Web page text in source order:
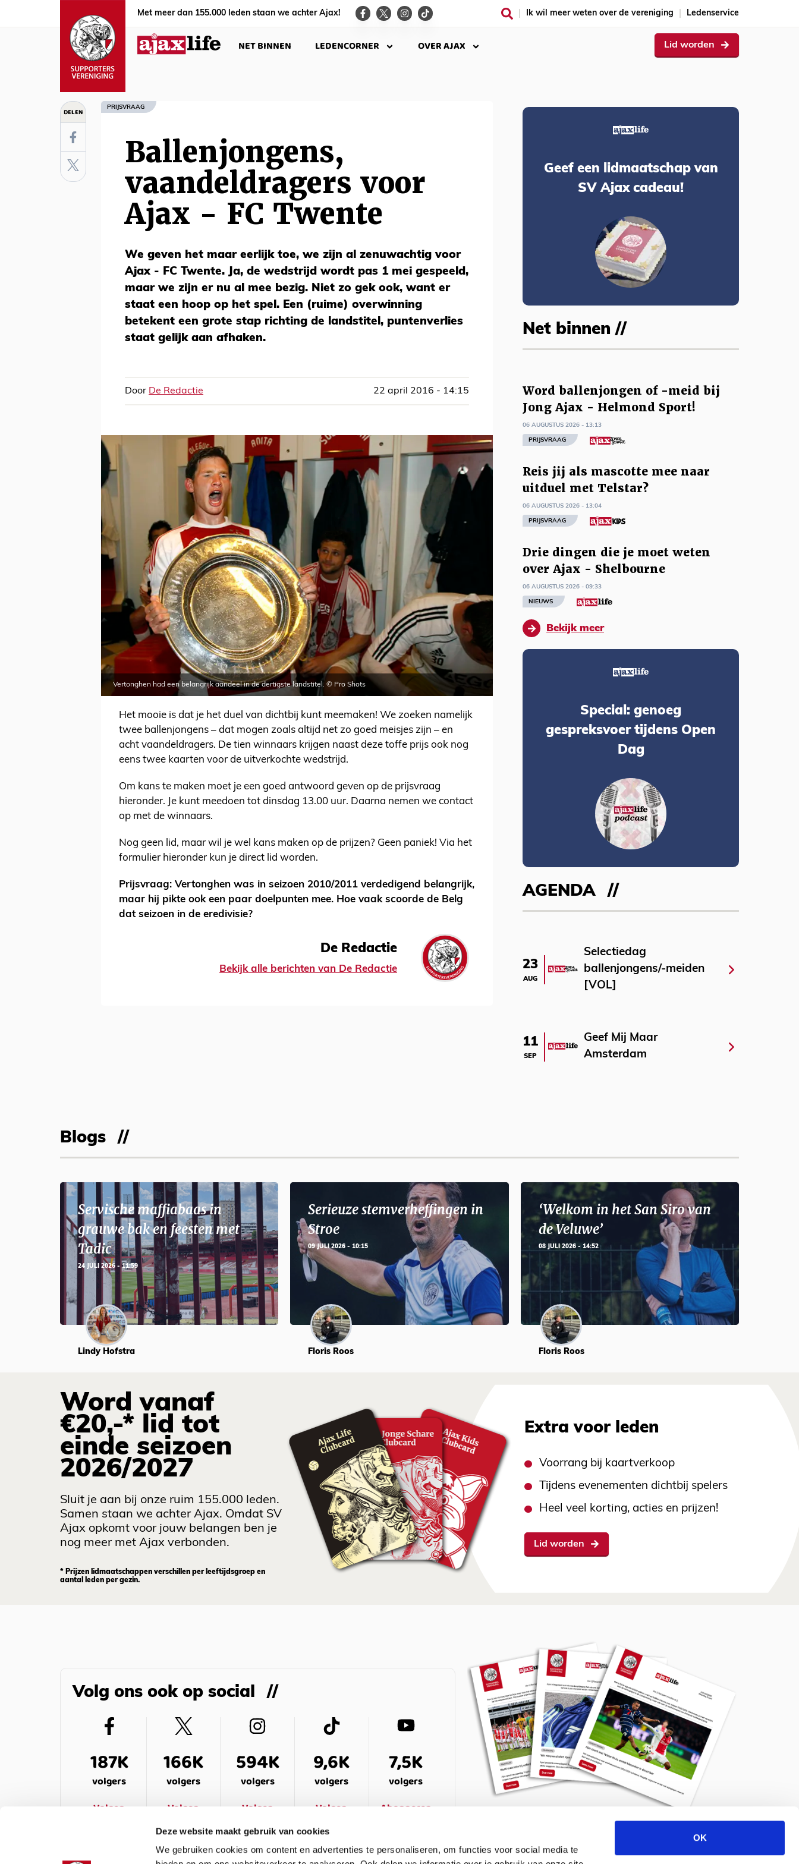
Deze website maakt gebruik van cookies
We gebruiken cookies om content en advertenties te personaliseren, om functies voor social media te
OK
Met meer dan 155.000 leden staan we achter Ajax! Ik wil meer weten over de vereniging Ledenservice
NET BINNEN LEDENCORNER OVER AJAX Lid worden
DELEN PRIJSVRAAG
Ballenjongens,
vaandeldragers voor
Ajax - FC Twente
We geven het maar eerlijk toe, we zijn al zenuwachtig voor
Ajax - FC Twente. Ja, de wedstrijd wordt pas 1 mei gespeeld,
maar we zijn er nu al mee bezig. Niet zo gek ook, want er
staat een hoop op het spel. Een (ruime) overwinning
betekent een grote stap richting de landstitel, puntenverlies
staat gelijk aan afhaken.
Door De Redactie 22 april 2016 - 14:15
Vertonghen had een belangrijk aandeel in de dertigste landstitel. © Pro Shots
Het mooie is dat je het duel van dichtbij kunt meemaken! We zoeken namelijk
twee ballenjongens – dat mogen zoals altijd net zo goed meisjes zijn – en
acht vaandeldragers. De tien winnaars krijgen naast deze toffe prijs ook nog
eens twee kaarten voor de uitverkochte wedstrijd.
Om kans te maken moet je een goed antwoord geven op de prijsvraag
hieronder. Je kunt meedoen tot dinsdag 13.00 uur. Daarna nemen we contact
op met de winnaars.
Nog geen lid, maar wil je wel kans maken op de prijzen? Geen paniek! Via het
formulier hieronder kun je direct lid worden.
Prijsvraag: Vertonghen was in seizoen 2010/2011 verdedigend belangrijk,
maar hij pikte ook een paar doelpunten mee. Hoe vaak scoorde de Belg
dat seizoen in de eredivisie?
De Redactie
Bekijk alle berichten van De Redactie
Geef een lidmaatschap van
SV Ajax cadeau!
Net binnen //
Word ballenjongen of -meid bij
Jong Ajax - Helmond Sport!
06 AUGUSTUS 2026 - 13:13
PRIJSVRAAG
Reis jij als mascotte mee naar
uitduel met Telstar?
06 AUGUSTUS 2026 - 13:04
PRIJSVRAAG
Drie dingen die je moet weten
over Ajax - Shelbourne
06 AUGUSTUS 2026 - 09:33
NIEUWS
Bekijk meer
Special: genoeg
gespreksvoer tijdens Open
Dag
AGENDA
23
AUG
Selectiedag
ballenjongens/-meiden
[VOL]
11
SEP
Geef Mij Maar
Amsterdam
Blogs
Servische maffiabaas in
grauwe bak en feesten met
Tadic
24 JULI 2026 - 11:59
Lindy Hofstra
Serieuze stemverheffingen in
Stroe
09 JULI 2026 - 10:15
Floris Roos
‘Welkom in het San Siro van
de Veluwe’
08 JULI 2026 - 14:52
Floris Roos
Word vanaf
€20,-* lid tot
einde seizoen
2026/2027
Sluit je aan bij onze ruim 155.000 leden.
Samen staan we achter Ajax. Omdat SV
Ajax opkomt voor jouw belangen ben je
nog meer met Ajax verbonden.
* Prijzen lidmaatschappen verschillen per leeftijdsgroep en
aantal leden per gezin.
Extra voor leden
Voorrang bij kaartverkoop
Tijdens evenementen dichtbij spelers
Heel veel korting, acties en prijzen!
Lid worden
Volg ons ook op social
187K
volgers
Volgen
166K
volgers
Volgen
594K
volgers
Volgen
9,6K
volgers
Volgen
7,5K
volgers
Abonneren
Meld je aan voor de nieuwsbrief